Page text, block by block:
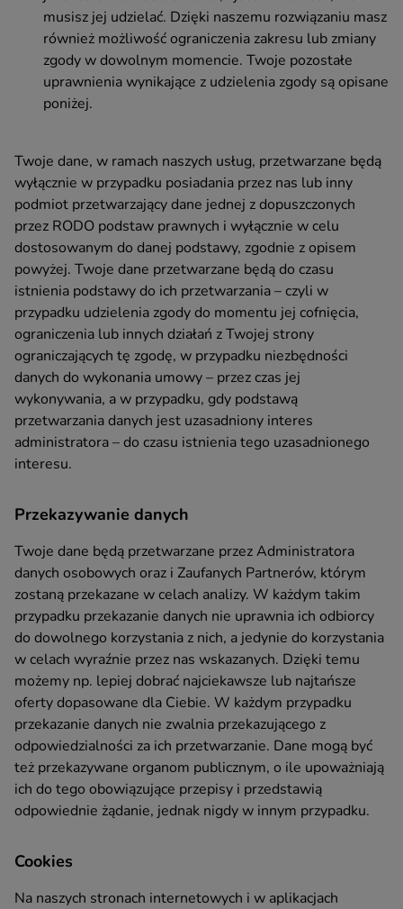
musisz jej udzielać. Dzięki naszemu rozwiązaniu masz
również możliwość ograniczenia zakresu lub zmiany
zgody w dowolnym momencie. Twoje pozostałe
uprawnienia wynikające z udzielenia zgody są opisane
poniżej.
Twoje dane, w ramach naszych usług, przetwarzane będą
wyłącznie w przypadku posiadania przez nas lub inny
podmiot przetwarzający dane jednej z dopuszczonych
przez RODO podstaw prawnych i wyłącznie w celu
dostosowanym do danej podstawy, zgodnie z opisem
powyżej. Twoje dane przetwarzane będą do czasu
istnienia podstawy do ich przetwarzania – czyli w
przypadku udzielenia zgody do momentu jej cofnięcia,
ograniczenia lub innych działań z Twojej strony
ograniczających tę zgodę, w przypadku niezbędności
danych do wykonania umowy – przez czas jej
wykonywania, a w przypadku, gdy podstawą
przetwarzania danych jest uzasadniony interes
administratora – do czasu istnienia tego uzasadnionego
interesu.
Przekazywanie danych
Twoje dane będą przetwarzane przez Administratora
danych osobowych oraz i Zaufanych Partnerów, którym
zostaną przekazane w celach analizy. W każdym takim
przypadku przekazanie danych nie uprawnia ich odbiorcy
do dowolnego korzystania z nich, a jedynie do korzystania
w celach wyraźnie przez nas wskazanych. Dzięki temu
możemy np. lepiej dobrać najciekawsze lub najtańsze
oferty dopasowane dla Ciebie. W każdym przypadku
przekazanie danych nie zwalnia przekazującego z
odpowiedzialności za ich przetwarzanie. Dane mogą być
też przekazywane organom publicznym, o ile upoważniają
ich do tego obowiązujące przepisy i przedstawią
odpowiednie żądanie, jednak nigdy w innym przypadku.
Cookies
Na naszych stronach internetowych i w aplikacjach